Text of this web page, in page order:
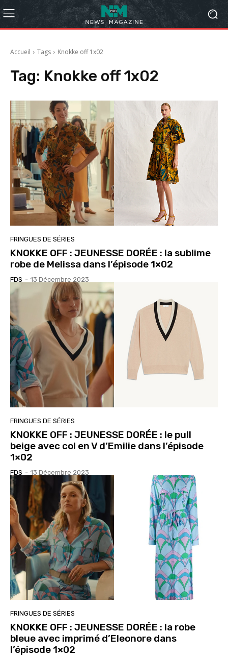
Accueil Tags Knokke off 1x02
Tag: Knokke off 1x02
FRINGUES DE SÉRIES
KNOKKE OFF : JEUNESSE DORÉE : la sublime
robe de Melissa dans l’épisode 1×02
FDS - 13 Décembre 2023
FRINGUES DE SÉRIES
KNOKKE OFF : JEUNESSE DORÉE : le pull
beige avec col en V d’Emilie dans l’épisode
1×02
FDS - 13 Décembre 2023
FRINGUES DE SÉRIES
KNOKKE OFF : JEUNESSE DORÉE : la robe
bleue avec imprimé d’Eleonore dans
l’épisode 1×02